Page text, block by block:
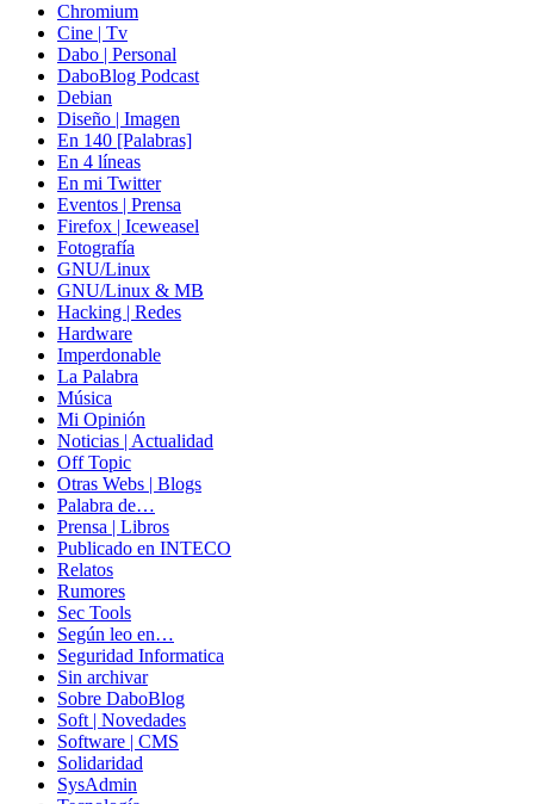
Chromium
Cine | Tv
Dabo | Personal
DaboBlog Podcast
Debian
Diseño | Imagen
En 140 [Palabras]
En 4 líneas
En mi Twitter
Eventos | Prensa
Firefox | Iceweasel
Fotografía
GNU/Linux
GNU/Linux & MB
Hacking | Redes
Hardware
Imperdonable
La Palabra
Música
Mi Opinión
Noticias | Actualidad
Off Topic
Otras Webs | Blogs
Palabra de…
Prensa | Libros
Publicado en INTECO
Relatos
Rumores
Sec Tools
Según leo en…
Seguridad Informatica
Sin archivar
Sobre DaboBlog
Soft | Novedades
Software | CMS
Solidaridad
SysAdmin